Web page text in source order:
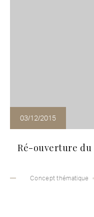
03/12/2015
Ré-ouverture du
Concept thématique